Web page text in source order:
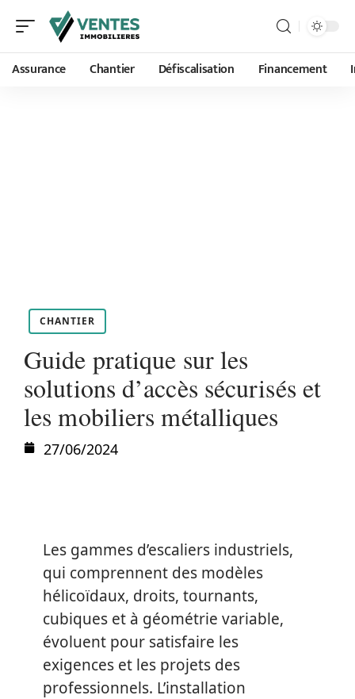
Assurance Chantier Défiscalisation Financement
CHANTIER
Guide pratique sur les
solutions d’accès sécurisés et
les mobiliers métalliques
27/06/2024
Les gammes d’escaliers industriels,
qui comprennent des modèles
hélicoïdaux, droits, tournants,
cubiques et à géométrie variable,
évoluent pour satisfaire les
exigences et les projets des
professionnels. L’installation